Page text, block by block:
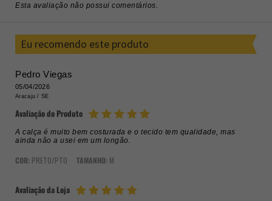
Esta avaliação não possui comentários.
Eu recomendo este produto
Pedro Viegas
05/04/2026
Aracaju / SE
Avaliação do Produto
A calça é muito bem costurada e o tecido tem qualidade, mas
ainda não a usei em um longão.
COR: PRETO/PTO TAMANHO: M
Avaliação da Loja